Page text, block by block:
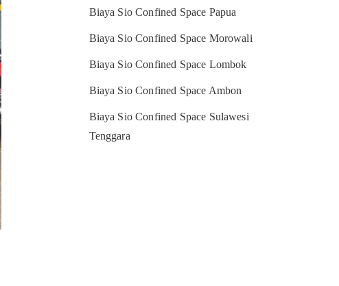
Biaya Sio Confined Space Papua
Biaya Sio Confined Space Morowali
Biaya Sio Confined Space Lombok
Biaya Sio Confined Space Ambon
Biaya Sio Confined Space Sulawesi
Tenggara